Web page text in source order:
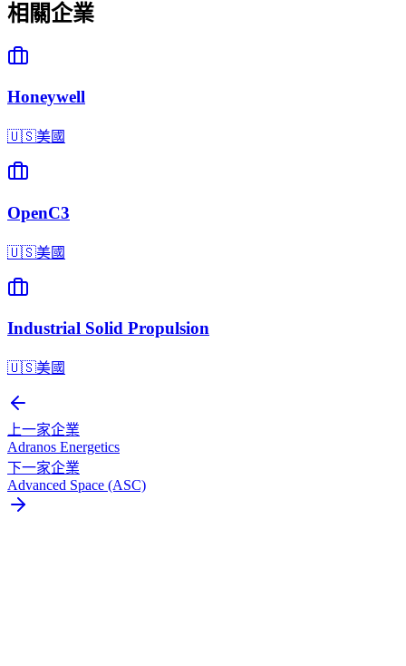
相關企業
Honeywell
🇺🇸美國
OpenC3
🇺🇸美國
Industrial Solid Propulsion
🇺🇸美國
上一家企業
Adranos Energetics
下一家企業
Advanced Space (ASC)